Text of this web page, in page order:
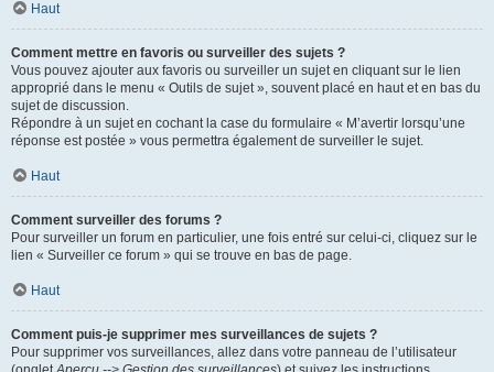
Haut
Comment mettre en favoris ou surveiller des sujets ?
Vous pouvez ajouter aux favoris ou surveiller un sujet en cliquant sur le lien
approprié dans le menu « Outils de sujet », souvent placé en haut et en bas du
sujet de discussion.
Répondre à un sujet en cochant la case du formulaire « M’avertir lorsqu’une
réponse est postée » vous permettra également de surveiller le sujet.
Haut
Comment surveiller des forums ?
Pour surveiller un forum en particulier, une fois entré sur celui-ci, cliquez sur le
lien « Surveiller ce forum » qui se trouve en bas de page.
Haut
Comment puis-je supprimer mes surveillances de sujets ?
Pour supprimer vos surveillances, allez dans votre panneau de l’utilisateur